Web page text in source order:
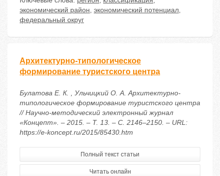
экономический район, экономический потенциал,
федеральный округ
Архитектурно-типологическое
формирование туристского центра
Булатова Е. К. , Ульчицкий О. А. Архитектурно-
типологическое формирование туристского центра
// Научно-методический электронный журнал
«Концепт». – 2015. – Т. 13. – С. 2146–2150. – URL:
https://e-koncept.ru/2015/85430.htm
Полный текст статьи
Читать онлайн